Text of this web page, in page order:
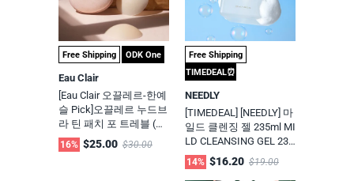
Free Shipping ODK One
Eau Clair
[Eau Clair 오끌레르-한예
슬 Pick]오끌레르 누드브
라 틴 패치 포 트레블 (스
킨 니플 패치)-6종 / 올리
브영, 무신사, 29cm 화제
16% $25.00 $30.00
Free Shipping
TIMEDEAL⏰
NEEDLY
[TIMEDEAL] [NEEDLY] 마
일드 클렌징 젤 235ml MI
LD CLEANSING GEL 235
ML #여드름기능성#미
세먼지클렌징
14% $16.20 $19.00